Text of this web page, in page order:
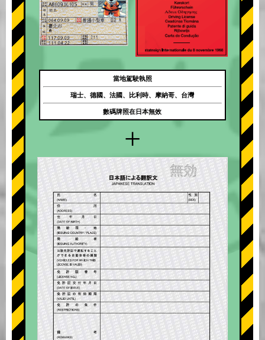
+
當地駕駛執照
瑞士、德國、法國、比利時、摩納哥、台灣
數碼牌照在日本無效